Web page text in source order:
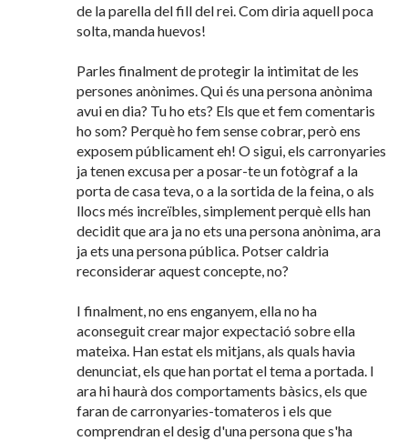
de la parella del fill del rei. Com diria aquell poca
solta, manda huevos!
Parles finalment de protegir la intimitat de les
persones anònimes. Qui és una persona anònima
avui en dia? Tu ho ets? Els que et fem comentaris
ho som? Perquè ho fem sense cobrar, però ens
exposem públicament eh! O sigui, els carronyaries
ja tenen excusa per a posar-te un fotògraf a la
porta de casa teva, o a la sortida de la feina, o als
llocs més increïbles, simplement perquè ells han
decidit que ara ja no ets una persona anònima, ara
ja ets una persona pública. Potser caldria
reconsiderar aquest concepte, no?
I finalment, no ens enganyem, ella no ha
aconseguit crear major expectació sobre ella
mateixa. Han estat els mitjans, als quals havia
denunciat, els que han portat el tema a portada. I
ara hi haurà dos comportaments bàsics, els que
faran de carronyaries-tomateros i els que
comprendran el desig d'una persona que s'ha